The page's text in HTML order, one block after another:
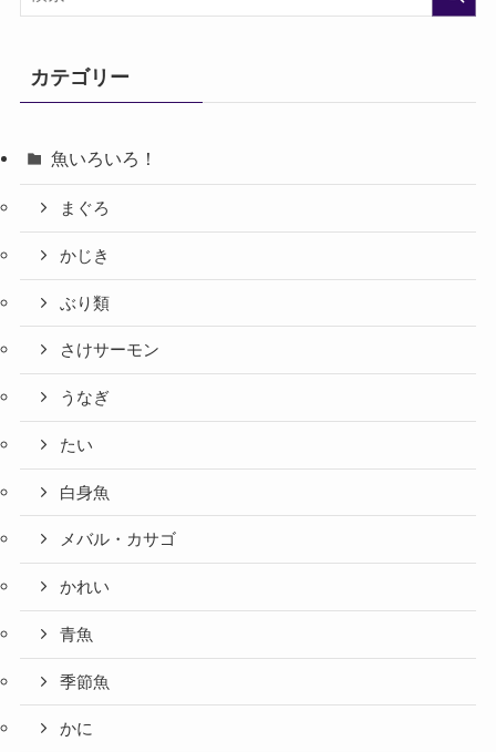
カテゴリー
魚いろいろ！
まぐろ
かじき
ぶり類
さけサーモン
うなぎ
たい
白身魚
メバル・カサゴ
かれい
青魚
季節魚
かに